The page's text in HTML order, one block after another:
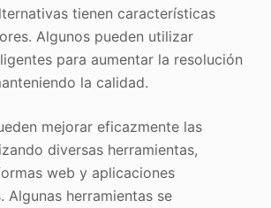
tienen características
Algunos pueden utilizar
para aumentar la resolución
la calidad.
mejorar eficazmente las
diversas herramientas,
web y aplicaciones
Algunas herramientas se